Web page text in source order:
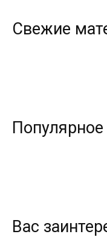
Свежие
Популярное
Вас